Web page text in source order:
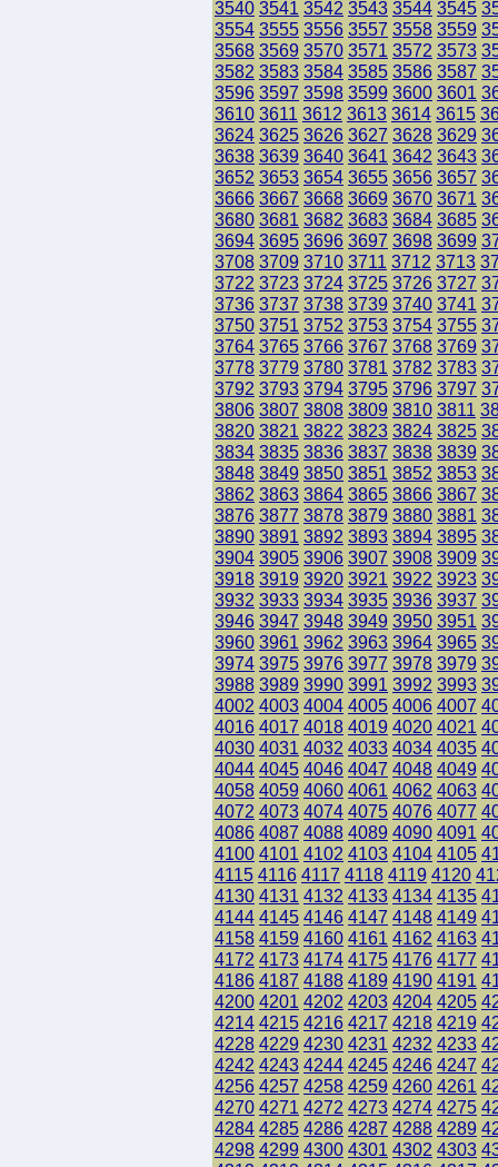
3540 3541 3542 3543 3544 3545
3554 3555 3556 3557 3558 3559
3568 3569 3570 3571 3572 3573
3582 3583 3584 3585 3586 3587
3596 3597 3598 3599 3600 3601
3610 3611 3612 3613 3614 3615
3624 3625 3626 3627 3628 3629
3638 3639 3640 3641 3642 3643
3652 3653 3654 3655 3656 3657
3666 3667 3668 3669 3670 3671
3680 3681 3682 3683 3684 3685
3694 3695 3696 3697 3698 3699
3708 3709 3710 3711 3712 3713
3722 3723 3724 3725 3726 3727
3736 3737 3738 3739 3740 3741
3750 3751 3752 3753 3754 3755
3764 3765 3766 3767 3768 3769
3778 3779 3780 3781 3782 3783
3792 3793 3794 3795 3796 3797
3806 3807 3808 3809 3810 3811
3820 3821 3822 3823 3824 3825
3834 3835 3836 3837 3838 3839
3848 3849 3850 3851 3852 3853
3862 3863 3864 3865 3866 3867
3876 3877 3878 3879 3880 3881
3890 3891 3892 3893 3894 3895
3904 3905 3906 3907 3908 3909
3918 3919 3920 3921 3922 3923
3932 3933 3934 3935 3936 3937
3946 3947 3948 3949 3950 3951
3960 3961 3962 3963 3964 3965
3974 3975 3976 3977 3978 3979
3988 3989 3990 3991 3992 3993
4002 4003 4004 4005 4006 4007
4016 4017 4018 4019 4020 4021
4030 4031 4032 4033 4034 4035
4044 4045 4046 4047 4048 4049
4058 4059 4060 4061 4062 4063
4072 4073 4074 4075 4076 4077
4086 4087 4088 4089 4090 4091
4100 4101 4102 4103 4104 4105
4115 4116 4117 4118 4119 4120
4130 4131 4132 4133 4134 4135
4144 4145 4146 4147 4148 4149
4158 4159 4160 4161 4162 4163
4172 4173 4174 4175 4176 4177
4186 4187 4188 4189 4190 4191
4200 4201 4202 4203 4204 4205
4214 4215 4216 4217 4218 4219
4228 4229 4230 4231 4232 4233
4242 4243 4244 4245 4246 4247
4256 4257 4258 4259 4260 4261
4270 4271 4272 4273 4274 4275
4284 4285 4286 4287 4288 4289
4298 4299 4300 4301 4302 4303